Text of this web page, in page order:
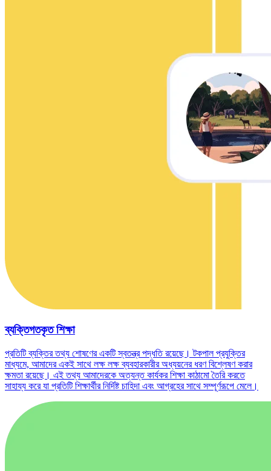
ব্যক্তিগতকৃত শিক্ষা
প্রতিটি ব্যক্তির তথ্য শোষণের একটি স্বতন্ত্র পদ্ধতি রয়েছে। টকপাল প্রযুক্তির
মাধ্যমে, আমাদের একই সাথে লক্ষ লক্ষ ব্যবহারকারীর অধ্যয়নের ধরণ বিশ্লেষণ করার
ক্ষমতা রয়েছে। এই তথ্য আমাদেরকে অত্যন্ত কার্যকর শিক্ষা কাঠামো তৈরি করতে
সাহায্য করে যা প্রতিটি শিক্ষার্থীর নির্দিষ্ট চাহিদা এবং আগ্রহের সাথে সম্পূর্ণরূপে মেলে।